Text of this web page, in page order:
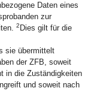
Daten eines
zur
2 Dies gilt für die
sie übermittelt
der ZFB, soweit
in die Zuständigkeiten
und soweit nach